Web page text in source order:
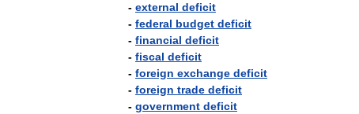
- external deficit
- federal budget deficit
- financial deficit
- fiscal deficit
- foreign exchange deficit
- foreign trade deficit
- government deficit